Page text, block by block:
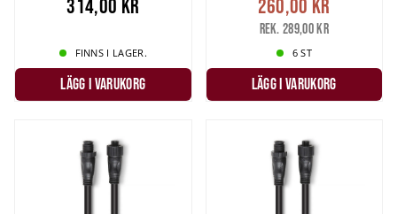
314,00 kr
FINNS I LAGER.
LÄGG I VARUKORG
260,00 kr
Rek. 289,00 kr
6 ST
LÄGG I VARUKORG